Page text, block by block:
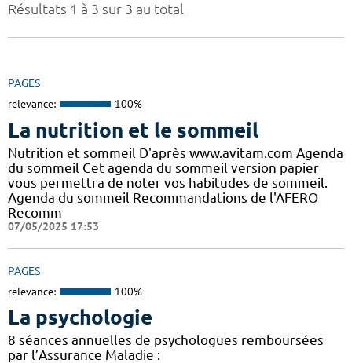
Résultats 1 à 3 sur 3 au total
PAGES
relevance: 100%
La nutrition et le sommeil
Nutrition et sommeil D'après www.avitam.com Agenda
du sommeil Cet agenda du sommeil version papier
vous permettra de noter vos habitudes de sommeil.
Agenda du sommeil Recommandations de l'AFERO
Recomm
07/05/2025 17:53
PAGES
relevance: 100%
La psychologie
8 séances annuelles de psychologues remboursées
par l’Assurance Maladie :